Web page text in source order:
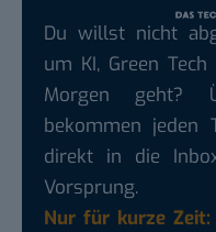
Du willst nicht
um KI, Green
Morgen geht?
bekommen jeden
direkt in die
Vorsprung.
Nur für kurze Zeit: